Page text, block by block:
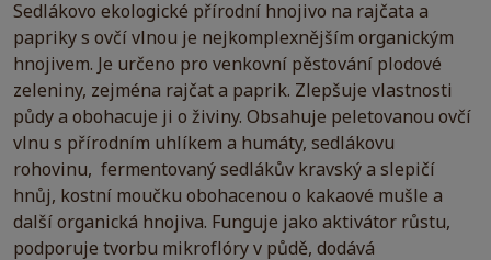
Sedlákovo ekologické přírodní hnojivo na rajčata a
papriky s ovčí vlnou je nejkomplexnějším organickým
hnojivem. Je určeno pro venkovní pěstování plodové
zeleniny, zejména rajčat a paprik. Zlepšuje vlastnosti
půdy a obohacuje ji o živiny. Obsahuje peletovanou ovčí
vlnu s přírodním uhlíkem a humáty, sedlákovu
rohovinu, fermentovaný sedlákův kravský a slepičí
hnůj, kostní moučku obohacenou o kakaové mušle a
další organická hnojiva. Funguje jako aktivátor růstu,
podporuje tvorbu mikroflóry v půdě, dodává